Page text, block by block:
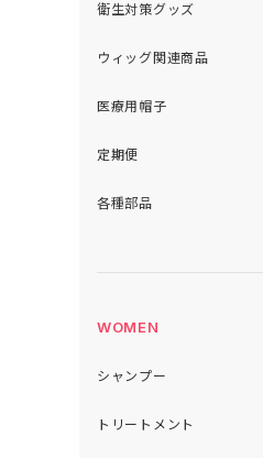
衛生対策グッズ
ウィッグ関連商品
医療用帽子
定期便
各種部品
WOMEN
シャンプー
トリートメント